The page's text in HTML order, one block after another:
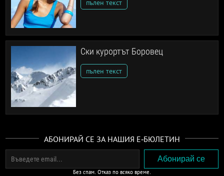
пълен текст
Ски курортът Боровец
пълен текст
АБОНИРАЙ СЕ ЗА НАШИЯ Е-БЮЛЕТИН
Без спам. Отказ по всяко време.